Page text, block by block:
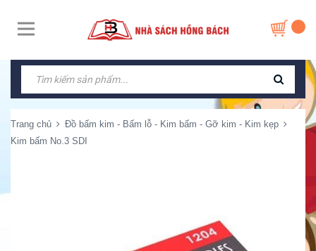
Trang chủ
Đồ bấm kim - Bấm lỗ - Kim bấm - Gỡ kim - Kim kẹp
Kim bấm No.3 SDI